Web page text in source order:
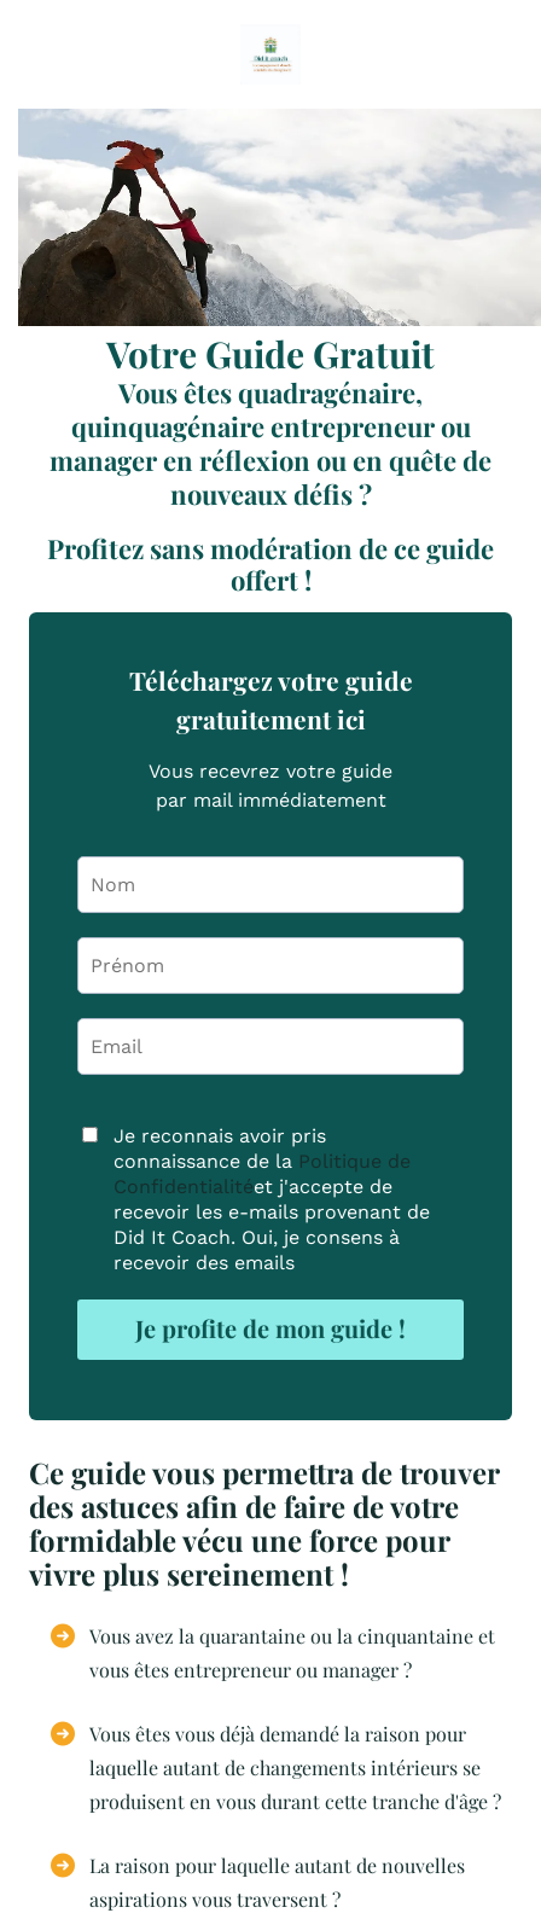
Votre Guide Gratuit
Vous êtes quadragénaire,
quinquagénaire entrepreneur ou
manager en réflexion ou en quête de
nouveaux défis ?
Profitez sans modération de ce guide
offert !
Ce guide vous permettra de trouver
des astuces afin de faire de votre
formidable vécu une force pour
vivre plus sereinement !
Vous avez la quarantaine ou la cinquantaine et
vous êtes entrepreneur ou manager ?
Vous êtes vous déjà demandé la raison pour
laquelle autant de changements intérieurs se
produisent en vous durant cette tranche d'âge ?
La raison pour laquelle autant de nouvelles
aspirations vous traversent ?
Téléchargez votre guide
gratuitement ici
Vous recevrez votre guide
par mail immédiatement
Je reconnais avoir pris
connaissance de la Politique de
Confidentialitéet j'accepte de
recevoir les e-mails provenant de
Did It Coach. Oui, je consens à
recevoir des emails
Je profite de mon guide !